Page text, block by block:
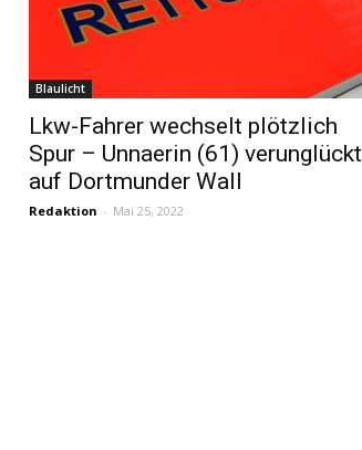
Blaulicht
Lkw-Fahrer wechselt plötzlich
Spur – Unnaerin (61) verunglückt
auf Dortmunder Wall
Redaktion - Mai 25, 2022